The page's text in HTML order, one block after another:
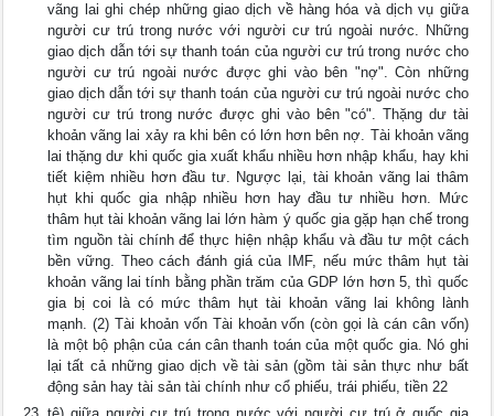
vãng lai ghi chép những giao dịch về hàng hóa và dịch vụ giữa
người cư trú trong nước với người cư trú ngoài nước. Những
giao dịch dẫn tới sự thanh toán của người cư trú trong nước cho
người cư trú ngoài nước được ghi vào bên "nợ". Còn những
giao dịch dẫn tới sự thanh toán của người cư trú ngoài nước cho
người cư trú trong nước được ghi vào bên "có". Thặng dư tài
khoản vãng lai xảy ra khi bên có lớn hơn bên nợ. Tài khoản vãng
lai thặng dư khi quốc gia xuất khẩu nhiều hơn nhập khẩu, hay khi
tiết kiệm nhiều hơn đầu tư. Ngược lại, tài khoản vãng lai thâm
hụt khi quốc gia nhập nhiều hơn hay đầu tư nhiều hơn. Mức
thâm hụt tài khoản vãng lai lớn hàm ý quốc gia gặp hạn chế trong
tìm nguồn tài chính để thực hiện nhập khẩu và đầu tư một cách
bền vững. Theo cách đánh giá của IMF, nếu mức thâm hụt tài
khoản vãng lai tính bằng phần trăm của GDP lớn hơn 5, thì quốc
gia bị coi là có mức thâm hụt tài khoản vãng lai không lành
mạnh. (2) Tài khoản vốn Tài khoản vốn (còn gọi là cán cân vốn)
là một bộ phận của cán cân thanh toán của một quốc gia. Nó ghi
lại tất cả những giao dịch về tài sản (gồm tài sản thực như bất
động sản hay tài sản tài chính như cổ phiếu, trái phiếu, tiền 22